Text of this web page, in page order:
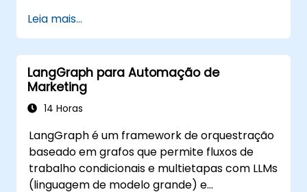
Leia mais...
LangGraph para Automação de
Marketing
14 Horas
LangGraph é um framework de orquestração
baseado em grafos que permite fluxos de
trabalho condicionais e multietapas com LLMs
(linguagem de modelo grande) e